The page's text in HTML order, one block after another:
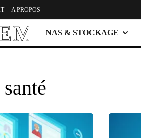
A PROPOS
NAS & STOCKAGE